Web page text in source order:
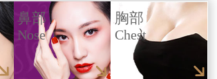
鼻部
Nose
胸部
Chest